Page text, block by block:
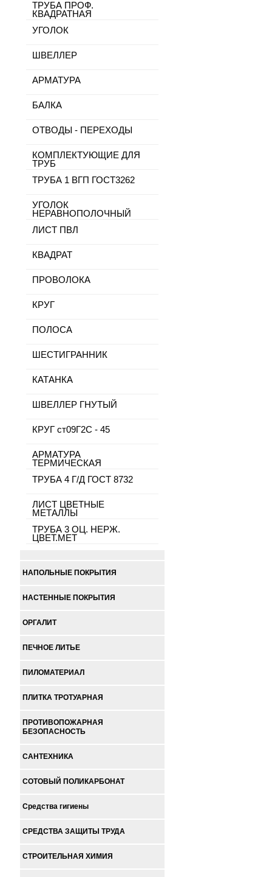
ТРУБА ПРОФ.
КВАДРАТНАЯ
УГОЛОК
ШВЕЛЛЕР
АРМАТУРА
БАЛКА
ОТВОДЫ - ПЕРЕХОДЫ
КОМПЛЕКТУЮЩИЕ ДЛЯ
ТРУБ
ТРУБА 1 ВГП ГОСТ3262
УГОЛОК
НЕРАВНОПОЛОЧНЫЙ
ЛИСТ ПВЛ
КВАДРАТ
ПРОВОЛОКА
КРУГ
ПОЛОСА
ШЕСТИГРАННИК
КАТАНКА
ШВЕЛЛЕР ГНУТЫЙ
КРУГ ст09Г2С - 45
АРМАТУРА
ТЕРМИЧЕСКАЯ
ТРУБА 4 Г/Д ГОСТ 8732
ЛИСТ ЦВЕТНЫЕ
МЕТАЛЛЫ
ТРУБА 3 ОЦ. НЕРЖ.
ЦВЕТ.МЕТ
НАПОЛЬНЫЕ ПОКРЫТИЯ
НАСТЕННЫЕ ПОКРЫТИЯ
ОРГАЛИТ
ПЕЧНОЕ ЛИТЬЕ
ПИЛОМАТЕРИАЛ
ПЛИТКА ТРОТУАРНАЯ
ПРОТИВОПОЖАРНАЯ
БЕЗОПАСНОСТЬ
САНТЕХНИКА
СОТОВЫЙ ПОЛИКАРБОНАТ
Средства гигиены
СРЕДСТВА ЗАЩИТЫ ТРУДА
СТРОИТЕЛЬНАЯ ХИМИЯ